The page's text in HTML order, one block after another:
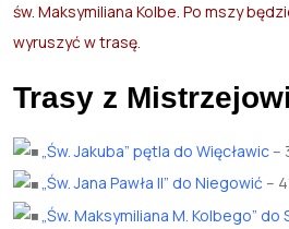
św. Maksymiliana Kolbe. Po mszy
wyruszyć w trasę.
Trasy z
„Św. Jakuba” pętla do Więcławic –
„Św. Jana Pawła II” do Niegowić –
„Św. Maksymiliana M. Kolbego” do